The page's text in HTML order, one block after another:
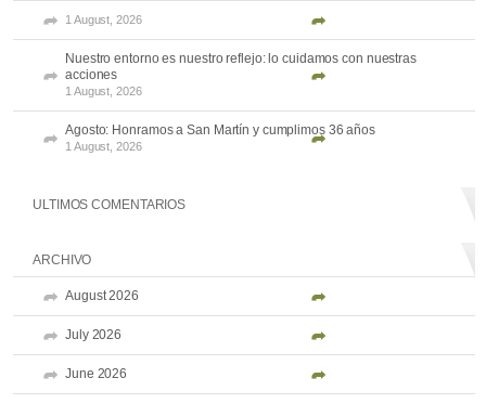
1 August, 2026
Nuestro entorno es nuestro reflejo: lo cuidamos con nuestras
acciones
1 August, 2026
Agosto: Honramos a San Martín y cumplimos 36 años
1 August, 2026
ULTIMOS COMENTARIOS
ARCHIVO
August 2026
July 2026
June 2026